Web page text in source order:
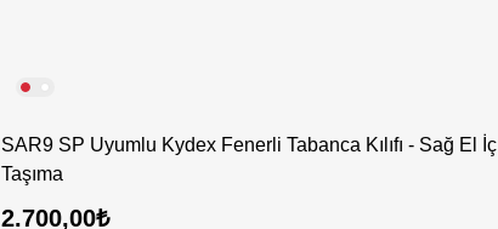
SAR9 SP Uyumlu Kydex Fenerli Tabanca Kılıfı - Sağ El İç
Taşıma
2.700,00₺